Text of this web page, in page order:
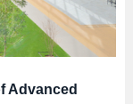
Advanced